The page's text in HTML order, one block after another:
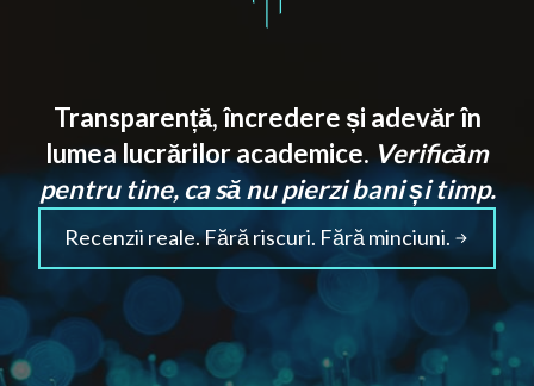
Transparență, încredere și adevăr în
lumea lucrărilor academice. Verificăm
pentru tine, ca să nu pierzi bani și timp.
Recenzii reale. Fără riscuri. Fără minciuni.